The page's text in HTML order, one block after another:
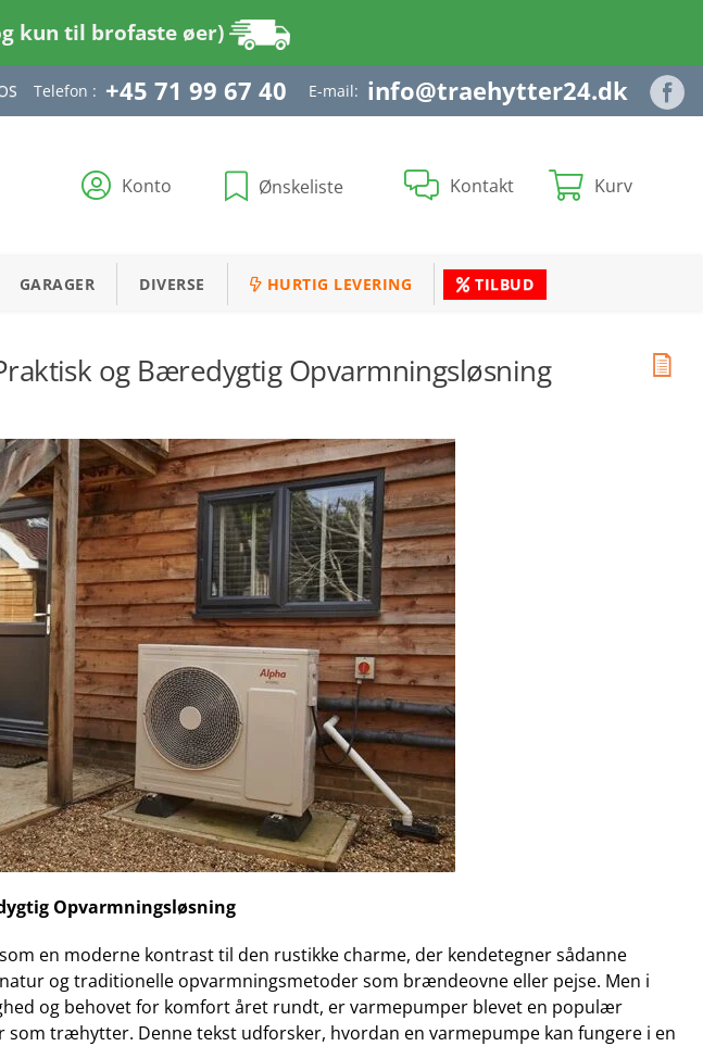
kun til brofaste øer)
Telefon : +45 71 99 67 40 E-mail: info@traehytter24.dk
Konto Ønskeliste Kontakt Kurv
GARAGER DIVERSE HURTIG LEVERING TILBUD
og Bæredygtig Opvarmningsløsning
Opvarmningsløsning
en moderne kontrast til den rustikke charme, der kendetegner sådanne
og traditionelle opvarmningsmetoder som brændeovne eller pejse. Men i
og behovet for komfort året rundt, er varmepumper blevet en populær
træhytter. Denne tekst udforsker, hvordan en varmepumpe kan fungere i en